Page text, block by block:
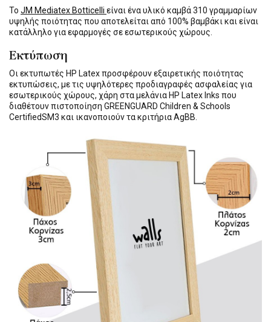
Το JM Mediatex Botticelli είναι ένα υλικό καμβά 310 γραμμαρίων
υψηλής ποιότητας που αποτελείται από 100% βαμβάκι και είναι
κατάλληλο για εφαρμογές σε εσωτερικούς χώρους.
Εκτύπωση
Οι εκτυπωτές HP Latex προσφέρουν εξαιρετικής ποιότητας
εκτυπώσεις, με τις υψηλότερες προδιαγραφές ασφαλείας για
εσωτερικούς χώρους, χάρη στα μελάνια HP Latex Inks που
διαθέτουν πιστοποίηση GREENGUARD Children & Schools
CertifiedSM3 και ικανοποιούν τα κριτήρια AgBB.